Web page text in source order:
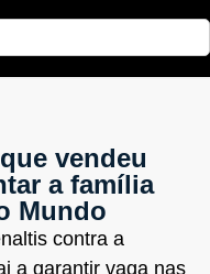
vendeu
a família
Mundo
contra a
a garantir vaga nas